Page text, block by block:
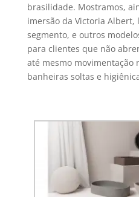
brasilidade. Mostramos,
imersão da Victoria
segmento, e outros
para clientes que não
até mesmo movimentação
banheiras soltas e